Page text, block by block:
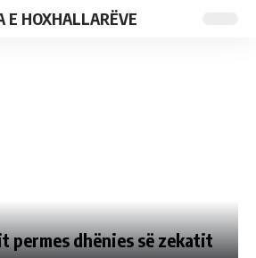
E HOXHALLARËVE
permes dhënies së zekatit